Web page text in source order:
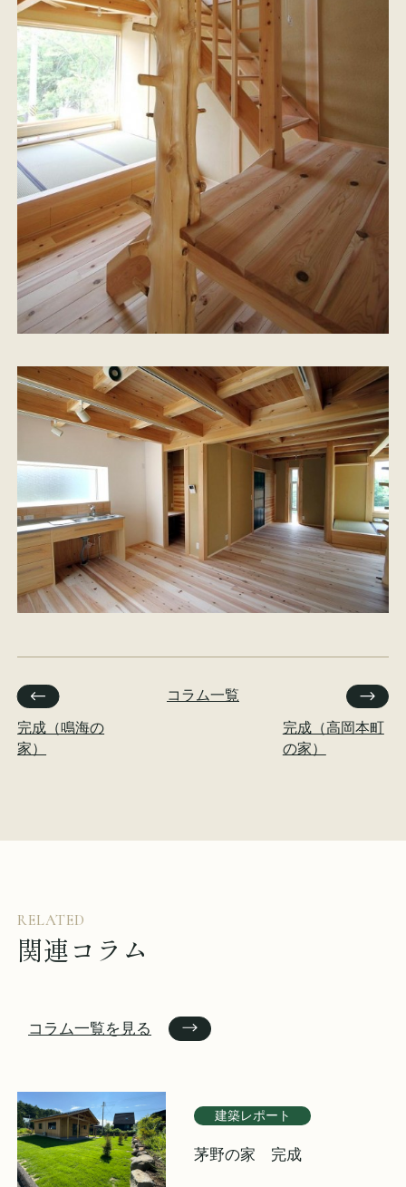
完成（鳴海の
家）
コラム一覧
完成（高岡本町
の家）
RELATED
関連コラム
コラム一覧を見る
建築レポート
茅野の家 完成